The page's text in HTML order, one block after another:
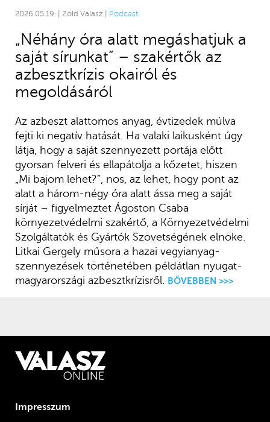
2026.05.19. | Zöld Válasz | Podcast
„Néhány óra alatt megáshatjuk a
saját sírunkat” – szakértők az
azbesztkrízis okairól és
megoldásáról
Az azbeszt alattomos anyag, évtizedek múlva
fejti ki negatív hatását. Ha valaki laikusként úgy
látja, hogy a saját szennyezett portája előtt
gyorsan felveri és ellapátolja a kőzetet, hiszen
„Mi bajom lehet?”, nos, az lehet, hogy pont az
alatt a három-négy óra alatt ássa meg a saját
sírját – figyelmeztet Ágoston Csaba
környezetvédelmi szakértő, a Környezetvédelmi
Szolgáltatók és Gyártók Szövetségének elnöke.
Litkai Gergely műsora a hazai vegyianyag-
szennyezések történetében példátlan nyugat-
magyarországi azbesztkrízisről. BŐVEBBEN >>>
Impresszum